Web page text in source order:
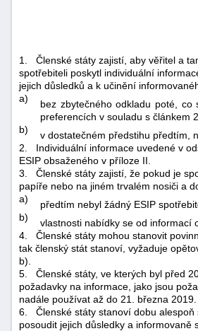
1.
Členské státy zajistí, aby věřitel a
spotřebiteli poskytl individuální
jejich důsledků a k učinění
a)
bez zbytečného odkladu poté,
preferencích v souladu s článkem
b)
v dostatečném předstihu předtím,
2.
Individuální informace uvedené v
ESIP obsaženého v příloze II.
3.
Členské státy zajistí, že pokud je
papíře nebo na jiném trvalém nosiči a
a)
předtím nebyl žádný ESIP
b)
vlastnosti nabídky se od informací
4.
Členské státy mohou stanovit
tak členský stát stanoví, vyžaduje
b).
5.
Členské státy, ve kterých byl před
požadavky na informace, jako jsou
nadále používat až do 21. března 2019.
6.
Členské státy stanoví dobu
posoudit jejich důsledky a informovaně